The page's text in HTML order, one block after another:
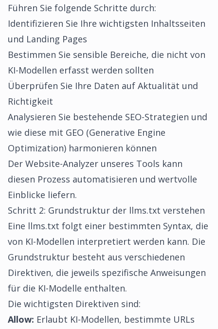
Führen Sie folgende Schritte durch:
Identifizieren Sie Ihre wichtigsten Inhaltsseiten
und Landing Pages
Bestimmen Sie sensible Bereiche, die nicht von
KI-Modellen erfasst werden sollten
Überprüfen Sie Ihre Daten auf Aktualität und
Richtigkeit
Analysieren Sie bestehende SEO-Strategien und
wie diese mit GEO (Generative Engine
Optimization) harmonieren können
Der Website-Analyzer unseres Tools kann
diesen Prozess automatisieren und wertvolle
Einblicke liefern.
Schritt 2: Grundstruktur der llms.txt verstehen
Eine llms.txt folgt einer bestimmten Syntax, die
von KI-Modellen interpretiert werden kann. Die
Grundstruktur besteht aus verschiedenen
Direktiven, die jeweils spezifische Anweisungen
für die KI-Modelle enthalten.
Die wichtigsten Direktiven sind:
Allow: Erlaubt KI-Modellen, bestimmte URLs